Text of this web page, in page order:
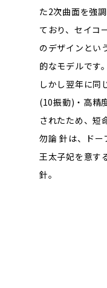
た2次曲面を強
ており、セイコ
のデザインとい
的なモデルです。
しかし翌年に同
(10振動)・高精
されたため、短
勿論 針は、ド
王太子妃を意す
針。